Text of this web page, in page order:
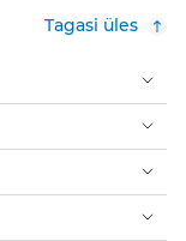
Tagasi üles